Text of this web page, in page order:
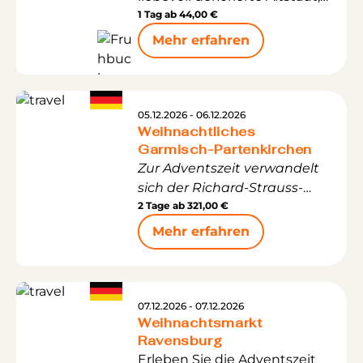
genießen Sie regionale
Köstlichkeiten und lassen Sie
sich vom einzigartigen
Lichterglanz und
vorweihnachtlicher
Atmosphäre macht diesen
Ausflug zu einem ganz
besonderen Erlebnis.
1 Tag ab 44,00 €
Mehr erfahren
05.12.2026 - 06.12.2026
Weihnachtliches
Garmisch-Partenkirchen
Zur Adventszeit verwandelt
sich der Richard-Strauss-
Platz in Garmisch in einen
stimmungsvollen
Christkindlmarkt. Umgeben
Alpenkulisse und
weihnachtlichen Klängen
bietet er alles, was das Herz
2 Tage ab 321,00 €
Mehr erfahren
07.12.2026 - 07.12.2026
Weihnachtsmarkt
Ravensburg
Erleben Sie die Adventszeit